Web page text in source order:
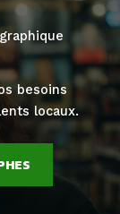
besoins
locaux.